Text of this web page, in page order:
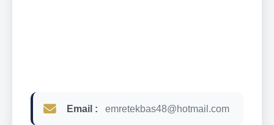
Email : emretekbas48@hotmail.com